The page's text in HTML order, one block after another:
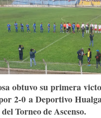
obtuvo su primera
2-0 a Deportivo
Torneo de Ascenso.